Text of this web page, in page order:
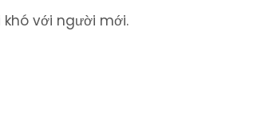
với người mới.